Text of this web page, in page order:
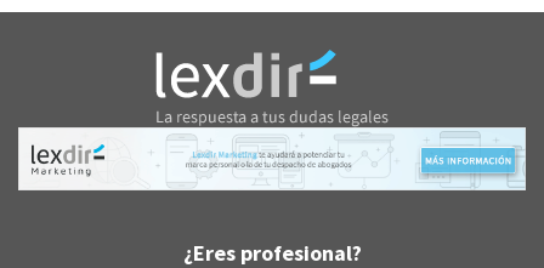
¿Eres profesional?